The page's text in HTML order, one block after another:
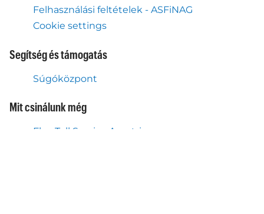
Felhasználási feltételek - ASFiNAG
Cookie settings
Segítség és támogatás
Súgóközpont
Mit csinálunk még
Flex Toll Service Ausztria